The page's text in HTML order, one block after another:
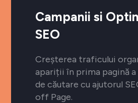
Campanii si
SEO
Creșterea traficului
apariții în prima pagină
de căutare cu ajutorul
off Page.